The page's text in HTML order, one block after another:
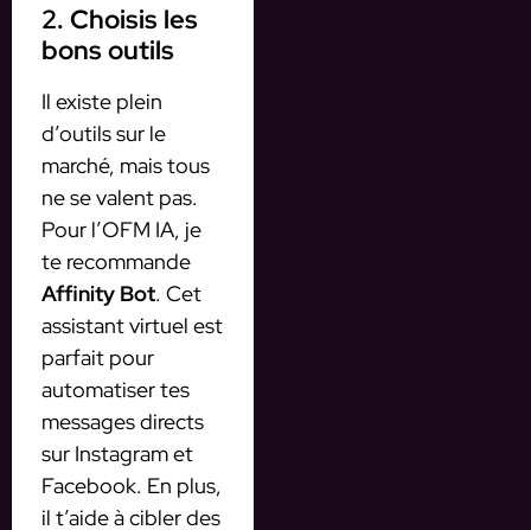
2. Choisis les
bons outils
Il existe plein
d’outils sur le
marché, mais tous
ne se valent pas.
Pour l’OFM IA, je
te recommande
Affinity Bot. Cet
assistant virtuel est
parfait pour
automatiser tes
messages directs
sur Instagram et
Facebook. En plus,
il t’aide à cibler des